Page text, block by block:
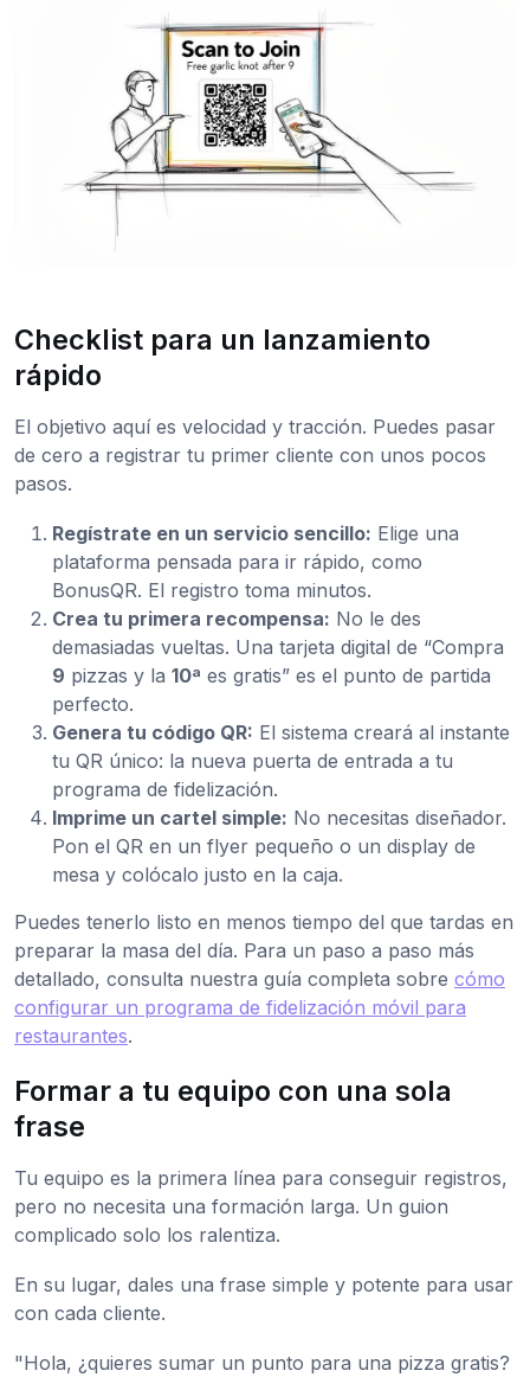
Checklist para un lanzamiento
rápido
El objetivo aquí es velocidad y tracción. Puedes pasar
de cero a registrar tu primer cliente con unos pocos
pasos.
Regístrate en un servicio sencillo: Elige una
plataforma pensada para ir rápido, como
BonusQR. El registro toma minutos.
Crea tu primera recompensa: No le des
demasiadas vueltas. Una tarjeta digital de “Compra
9 pizzas y la 10ª es gratis” es el punto de partida
perfecto.
Genera tu código QR: El sistema creará al instante
tu QR único: la nueva puerta de entrada a tu
programa de fidelización.
Imprime un cartel simple: No necesitas diseñador.
Pon el QR en un flyer pequeño o un display de
mesa y colócalo justo en la caja.
Puedes tenerlo listo en menos tiempo del que tardas en
preparar la masa del día. Para un paso a paso más
detallado, consulta nuestra guía completa sobre cómo
configurar un programa de fidelización móvil para
restaurantes.
Formar a tu equipo con una sola
frase
Tu equipo es la primera línea para conseguir registros,
pero no necesita una formación larga. Un guion
complicado solo los ralentiza.
En su lugar, dales una frase simple y potente para usar
con cada cliente.
"Hola, ¿quieres sumar un punto para una pizza gratis?